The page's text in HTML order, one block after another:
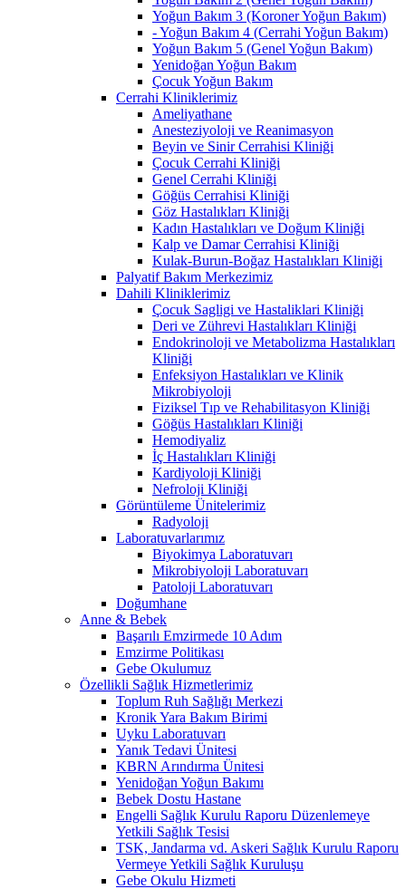
Yoğun Bakım 3 (Koroner Yoğun Bakım)
- Yoğun Bakım 4 (Cerrahi Yoğun Bakım)
Yoğun Bakım 5 (Genel Yoğun Bakım)
Yenidoğan Yoğun Bakım
Çocuk Yoğun Bakım
Cerrahi Kliniklerimiz
Ameliyathane
Anesteziyoloji ve Reanimasyon
Beyin ve Sinir Cerrahisi Kliniği
Çocuk Cerrahi Kliniği
Genel Cerrahi Kliniği
Göğüs Cerrahisi Kliniği
Göz Hastalıkları Kliniği
Kadın Hastalıkları ve Doğum Kliniği
Kalp ve Damar Cerrahisi Kliniği
Kulak-Burun-Boğaz Hastalıkları Kliniği
Palyatif Bakım Merkezimiz
Dahili Kliniklerimiz
Çocuk Sagligi ve Hastaliklari Kliniği
Deri ve Zührevi Hastalıkları Kliniği
Endokrinoloji ve Metabolizma Hastalıkları
Kliniği
Enfeksiyon Hastalıkları ve Klinik
Mikrobiyoloji
Fiziksel Tıp ve Rehabilitasyon Kliniği
Göğüs Hastalıkları Kliniği
Hemodiyaliz
İç Hastalıkları Kliniği
Kardiyoloji Kliniği
Nefroloji Kliniği
Görüntüleme Ünitelerimiz
Radyoloji
Laboratuvarlarımız
Biyokimya Laboratuvarı
Mikrobiyoloji Laboratuvarı
Patoloji Laboratuvarı
Doğumhane
Anne & Bebek
Başarılı Emzirmede 10 Adım
Emzirme Politikası
Gebe Okulumuz
Özellikli Sağlık Hizmetlerimiz
Toplum Ruh Sağlığı Merkezi
Kronik Yara Bakım Birimi
Uyku Laboratuvarı
Yanık Tedavi Ünitesi
KBRN Arındırma Ünitesi
Yenidoğan Yoğun Bakımı
Bebek Dostu Hastane
Engelli Sağlık Kurulu Raporu Düzenlemeye
Yetkili Sağlık Tesisi
TSK, Jandarma vd. Askeri Sağlık Kurulu Raporu
Vermeye Yetkili Sağlık Kuruluşu
Gebe Okulu Hizmeti